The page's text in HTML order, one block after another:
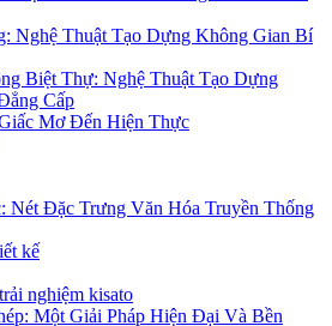
Nghệ Thuật Tạo Dựng Không Gian Bí
Biệt Thự: Nghệ Thuật Tạo Dựng
Cấp
Mơ Đến Hiện Thực
Nét Đặc Trưng Văn Hóa Truyền Thống
kế
nghiệm kisato
Một Giải Pháp Hiện Đại Và Bền